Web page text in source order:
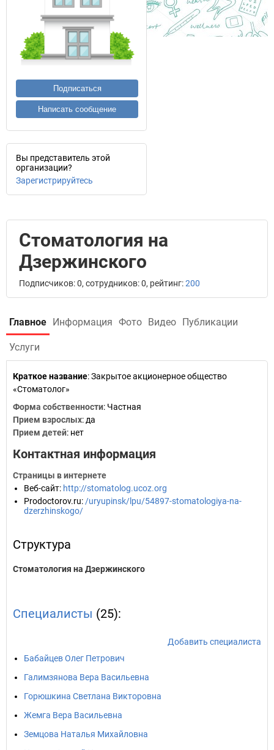
Подписаться
Написать сообщение
Вы представитель этой
организации?
Зарегистрируйтесь
Стоматология на
Дзержинского
Подписчиков: 0, сотрудников: 0, рейтинг:200
Главное Информация Фото Видео Публикации
Услуги
Краткое название:Закрытое акционерное общество
«Стоматолог»
Форма собственности: Частная
Прием взрослых: да
Прием детей: нет
Контактная информация
Страницы в интернете
Веб-сайт: http://stomatolog.ucoz.org
Prodoctorov.ru: /uryupinsk/lpu/54897-stomatologiya-na-
dzerzhinskogo/
Структура
Стоматология на Дзержинского
Специалисты (25):
Добавить специалиста
Бабайцев Олег Петрович
Галимзянова Вера Васильевна
Горюшкина Светлана Викторовна
Жемга Вера Васильевна
Земцова Наталья Михайловна